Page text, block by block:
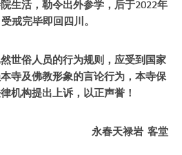
生活，勒令出外参学，后于2022年
戒完毕即回四川。
世俗人员的行为规则，应受到国家
寺及佛教形象的言论行为，本寺保
机构提出上诉，以正声誉！
永春天禄岩 客堂